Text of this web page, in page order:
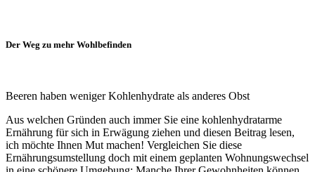
Der Weg zu mehr Wohlbefinden
Beeren haben weniger Kohlenhydrate als anderes Obst
Aus welchen Gründen auch immer Sie eine kohlenhydratarme
Ernährung für sich in Erwägung ziehen und diesen Beitrag lesen,
ich möchte Ihnen Mut machen! Vergleichen Sie diese
Ernährungsumstellung doch mit einem geplanten Wohnungswechsel